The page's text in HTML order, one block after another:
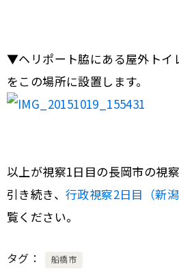
▼ヘリポート脇にある屋外トイ
をこの場所に設置します。
以上が視察1日目の長岡市の視察
引き続き、 行政視察2日目（新潟
覧ください。
タグ 船橋市